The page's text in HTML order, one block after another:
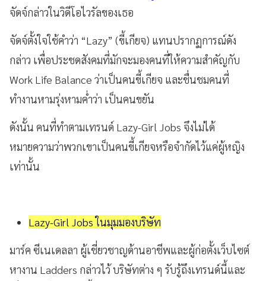
จัดจ์กล่าวในวิดีโอไวรัลของเธอ
จัดจ์ตั้งใจใช้คำว่า “Lazy” (ขี้เกียจ) แทนปรากฏการณ์ดัง
กล่าว เพื่อประชดสังคมที่มักจะมองคนที่ให้ความสำคัญกับ
Work Life Balance ว่าเป็นคนขี้เกียจ และชื่นชมคนที่
ทำงานหามรุ่งหามค่ำว่า เป็นคนขยัน
ดังนั้น คนที่ทำตามเทรนด์ Lazy-Girl Jobs จึงไม่ได้
หมายความว่าพวกเขาเป็นคนขี้เกียจหรือจำกัดไว้แค่ผู้หญิง
เท่านั้น
Lazy-Girl Jobs ในมุมมองบริษัท
มาร์ค ซีเนเดลลา ผู้เชี่ยวชาญด้านอาชีพและผู้ก่อตั้งเว็บไซต์
หางาน Ladders กล่าวไว้ บริษัทต่าง ๆ รับรู้ถึงเทรนด์นี้และ